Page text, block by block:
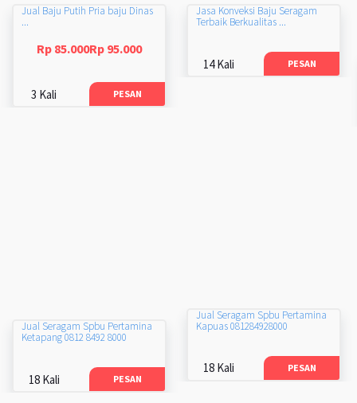
Jual Baju Putih Pria baju Dinas
...
Rp 85.000Rp 95.000
3 Kali PESAN
Jasa Konveksi Baju Seragam
Terbaik Berkualitas ...
14 Kali PESAN
Jual Seragam Spbu Pertamina
Kapuas 081284928000
18 Kali PESAN
Jual Seragam Spbu Pertamina
Ketapang 0812 8492 8000
18 Kali PESAN